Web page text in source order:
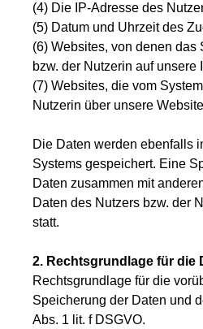
(4) Die IP-Adresse des
(5) Datum und Uhrzeit des
(6) Websites, von denen das
bzw. der Nutzerin auf unsere
(7) Websites, die vom
Nutzerin über unsere
Die Daten werden ebenfalls
Systems gespeichert. Eine
Daten zusammen mit
Daten des Nutzers bzw. der
statt.
2. Rechtsgrundlage für die
Rechtsgrundlage für die
Speicherung der Daten und
Abs. 1 lit. f DSGVO.